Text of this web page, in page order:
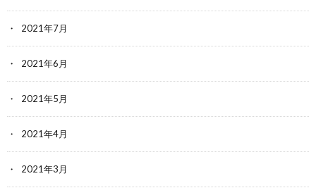
2021年7月
2021年6月
2021年5月
2021年4月
2021年3月